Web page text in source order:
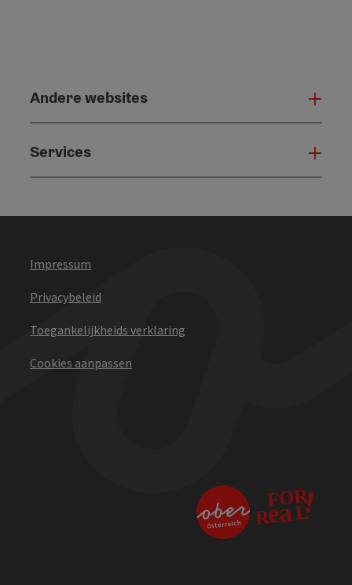
Andere websites
Services
Impressum
Privacybeleid
Toegankelijkheids verklaring
Cookies aanpassen